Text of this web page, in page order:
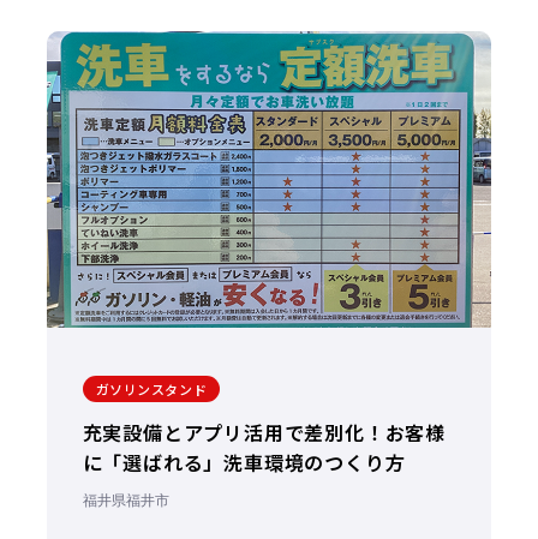
ガソリンスタンド
充実設備とアプリ活用で差別化！お客様
に「選ばれる」洗車環境のつくり方
福井県福井市